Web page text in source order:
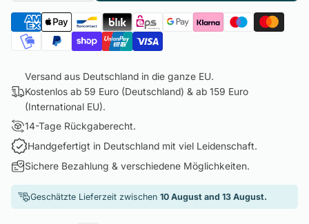
Versand aus Deutschland in die ganze EU.
Kostenlos ab 59 Euro (Deutschland) & ab 159 Euro
(International EU).
14-Tage Rückgaberecht.
Handgefertigt in Deutschland mit viel Leidenschaft.
Sichere Bezahlung & verschiedene Möglichkeiten.
Geschätzte Lieferzeit zwischen 10 August and 13 August.